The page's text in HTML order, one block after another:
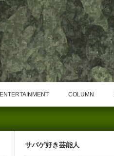
ENTERTAINMENT COLUMN
サバゲ好き芸能人